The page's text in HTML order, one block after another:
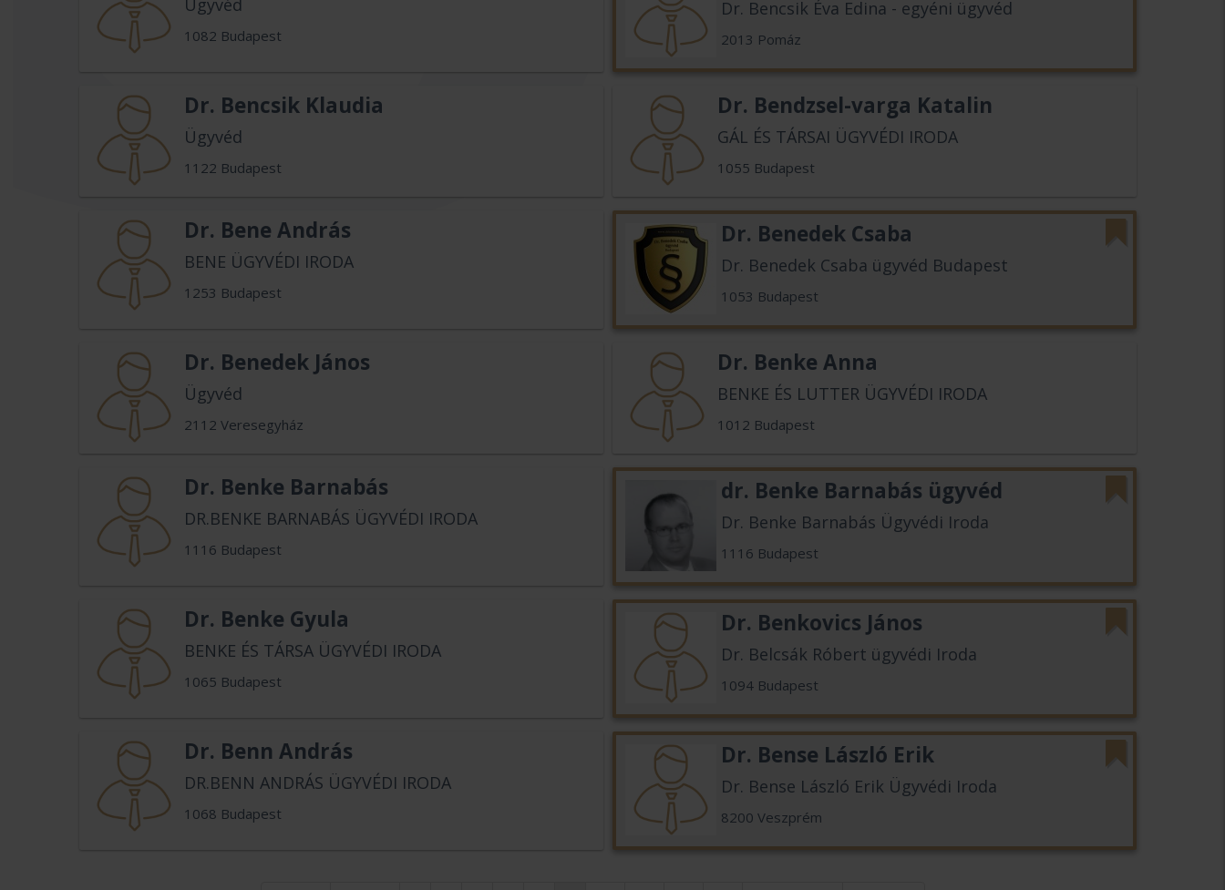
Ügyvéd
1082 Budapest
Dr. Bencsik Éva Edina - egyéni ügyvéd
2013 Pomáz
Dr. Bencsik Klaudia
Ügyvéd
1122 Budapest
Dr. Bendzsel-varga Katalin
GÁL ÉS TÁRSAI ÜGYVÉDI IRODA
1055 Budapest
Dr. Bene András
BENE ÜGYVÉDI IRODA
1253 Budapest
Dr. Benedek Csaba
Dr. Benedek Csaba ügyvéd Budapest
1053 Budapest
Dr. Benedek János
Ügyvéd
2112 Veresegyház
Dr. Benke Anna
BENKE ÉS LUTTER ÜGYVÉDI IRODA
1012 Budapest
Dr. Benke Barnabás
DR.BENKE BARNABÁS ÜGYVÉDI IRODA
1116 Budapest
dr. Benke Barnabás ügyvéd
Dr. Benke Barnabás Ügyvédi Iroda
1116 Budapest
Dr. Benke Gyula
BENKE ÉS TÁRSA ÜGYVÉDI IRODA
1065 Budapest
Dr. Benkovics János
Dr. Belcsák Róbert ügyvédi Iroda
1094 Budapest
Dr. Benn András
DR.BENN ANDRÁS ÜGYVÉDI IRODA
1068 Budapest
Dr. Bense László Erik
Dr. Bense László Erik Ügyvédi Iroda
8200 Veszprém